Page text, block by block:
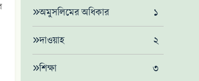
অমুসলিমের অধিকার ১
দাওয়াহ ২
শিক্ষা ৩